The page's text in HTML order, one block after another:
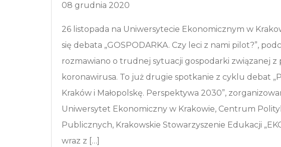
08 grudnia 2020
26 listopada na Uniwersytecie Ekonomicznym w
się debata „GOSPODARKA. Czy leci z nami pilot?”,
rozmawiano o trudnej sytuacji gospodarki związanej z
koronawirusa. To już drugie spotkanie z cyklu debat
Kraków i Małopolskę. Perspektywa 2030”,
Uniwersytet Ekonomiczny w Krakowie, Centrum
Publicznych, Krakowskie Stowarzyszenie Edukacji
wraz z […]